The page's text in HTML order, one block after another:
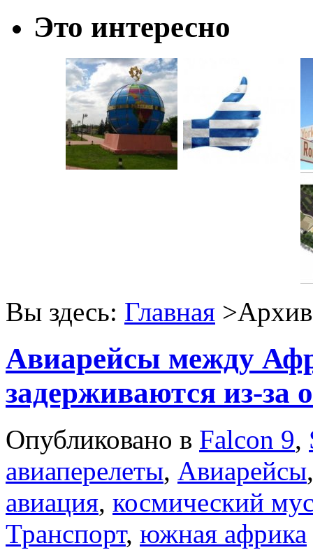
Это интересно
Вы здесь: Главная >Архив
Авиарейсы между
задерживаются из-за
Опубликовано в Falcon 9,
авиаперелеты, Авиарейсы
авиация, космический
Транспорт, южная африка